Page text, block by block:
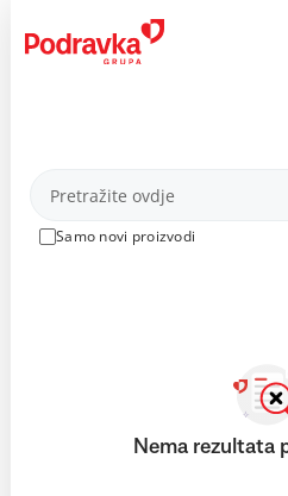
content
Proizvodi
Samo novi proizvodi
Nema rezultata